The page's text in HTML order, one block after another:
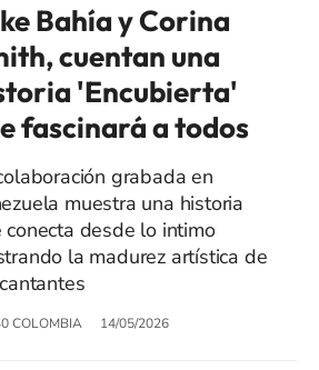
Bahía y Corina
cuentan una
'Encubierta'
fascinará a todos
grabada en
muestra una historia
conecta desde lo intimo
la madurez artística de
COLOMBIA 14/05/2026